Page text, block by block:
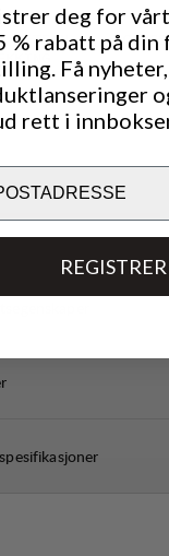
for
& TECH
4/6
deg for
% rabatt på din
Få nyheter,
rett i